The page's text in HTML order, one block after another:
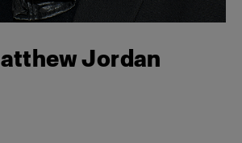
Jordan